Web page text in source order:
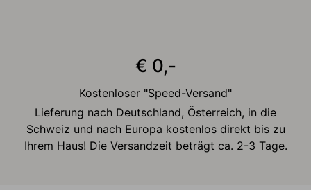
€ 0,-
Kostenloser "Speed-Versand"
Lieferung nach Deutschland, Österreich, in die
Schweiz und nach Europa kostenlos direkt bis zu
Ihrem Haus! Die Versandzeit beträgt ca. 2-3 Tage.